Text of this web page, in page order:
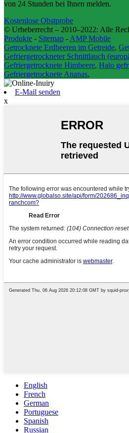
von 24 Stunden bei Ihnen melden.
Kostenlose Obstprobe
© Urheberrecht – 2010–2022: Alle
Produkte - Sitemap - AMP Mobile
Getrocknete Erdbeeren im Getreide,
Gefriergetrockneter Schnittlauch
Gefriergetrocknete Himbeere, Halo
Gefriergetrocknete Ananas,
E-Mail senden
x
English
French
German
Portuguese
Spanish
Russian